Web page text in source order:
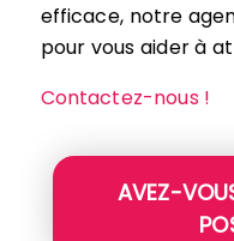
efficace, notre
pour vous aider à
Contactez-nous !
AVEZ-